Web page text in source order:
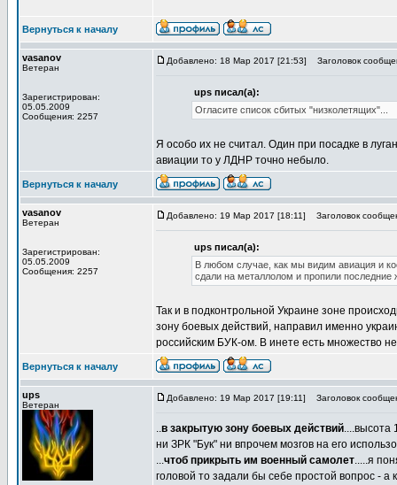
Вернуться к началу
vasanov
Ветеран
Зарегистрирован:
05.05.2009
Сообщения: 2257
Добавлено: 18 Мар 2017 [21:53] Заголовок
ups писал(а):
Огласите список сбитых "низколетящих"...
Я особо их не считал. Один при посадке в
авиации то у ЛДНР точно небыло.
Вернуться к началу
vasanov
Ветеран
Зарегистрирован:
05.05.2009
Сообщения: 2257
Добавлено: 19 Мар 2017 [18:11] Заголовок
ups писал(а):
В любом случае, как мы видим авиация и
сдали на металлолом и пропили последние
Так и в подконтрольной Украине зоне
зону боевых действий, направил именно
российским БУК-ом. В инете есть множество
Вернуться к началу
ups
Ветеран
Добавлено: 19 Мар 2017 [19:11] Заголовок
..в закрытую зону боевых действий....высота
ни ЗРК "Бук" ни впрочем мозгов на его
...чтоб прикрыть им военный самолет.....я
головой то задали бы себе простой вопрос - а